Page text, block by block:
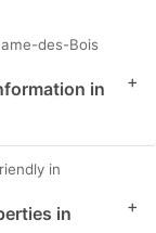
des-Bois
in
+
in
in
+